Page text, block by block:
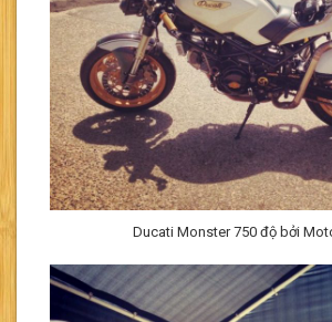
Ducati Monster 750 độ bởi